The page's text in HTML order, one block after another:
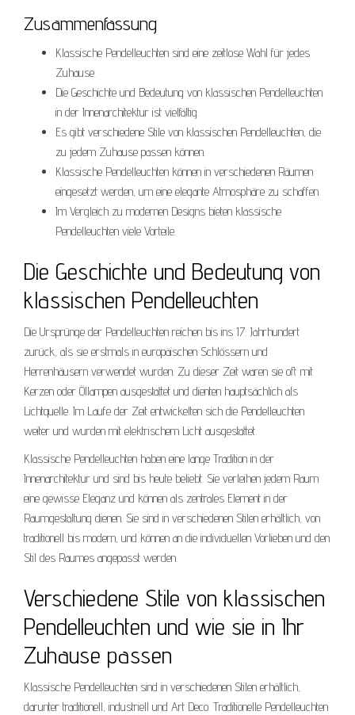
Zusammenfassung
Klassische Pendelleuchten sind eine zeitlose Wahl für jedes
Zuhause.
Die Geschichte und Bedeutung von klassischen Pendelleuchten
in der Innenarchitektur ist vielfältig.
Es gibt verschiedene Stile von klassischen Pendelleuchten, die
zu jedem Zuhause passen können.
Klassische Pendelleuchten können in verschiedenen Räumen
eingesetzt werden, um eine elegante Atmosphäre zu schaffen.
Im Vergleich zu modernen Designs bieten klassische
Pendelleuchten viele Vorteile.
Die Geschichte und Bedeutung von
klassischen Pendelleuchten
Die Ursprünge der Pendelleuchten reichen bis ins 17. Jahrhundert
zurück, als sie erstmals in europäischen Schlössern und
Herrenhäusern verwendet wurden. Zu dieser Zeit waren sie oft mit
Kerzen oder Öllampen ausgestattet und dienten hauptsächlich als
Lichtquelle. Im Laufe der Zeit entwickelten sich die Pendelleuchten
weiter und wurden mit elektrischem Licht ausgestattet.
Klassische Pendelleuchten haben eine lange Tradition in der
Innenarchitektur und sind bis heute beliebt. Sie verleihen jedem Raum
eine gewisse Eleganz und können als zentrales Element in der
Raumgestaltung dienen. Sie sind in verschiedenen Stilen erhältlich, von
traditionell bis modern, und können an die individuellen Vorlieben und den
Stil des Raumes angepasst werden.
Verschiedene Stile von klassischen
Pendelleuchten und wie sie in Ihr
Zuhause passen
Klassische Pendelleuchten sind in verschiedenen Stilen erhältlich,
darunter traditionell, industriell und Art Deco. Traditionelle Pendelleuchten